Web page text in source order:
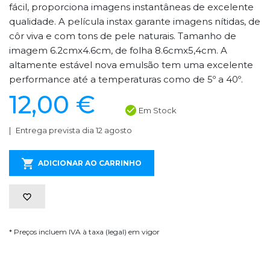
fácil, proporciona imagens instantâneas de excelente
qualidade. A película instax garante imagens nítidas, de
côr viva e com tons de pele naturais. Tamanho de
imagem 6.2cmx4.6cm, de folha 8.6cmx5,4cm. A
altamente estável nova emulsão tem uma excelente
performance até a temperaturas como de 5º a 40º.
12,00 € Em Stock
Entrega prevista dia 12 agosto
ADICIONAR AO CARRINHO
* Preços incluem IVA à taxa (legal) em vigor